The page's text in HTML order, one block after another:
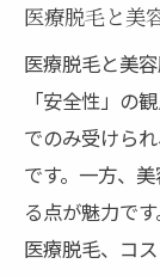
医療脱毛と美
医療脱毛と美
「安全性」の
でのみ受けら
です。一方、
る点が魅力で
医療脱毛、コ